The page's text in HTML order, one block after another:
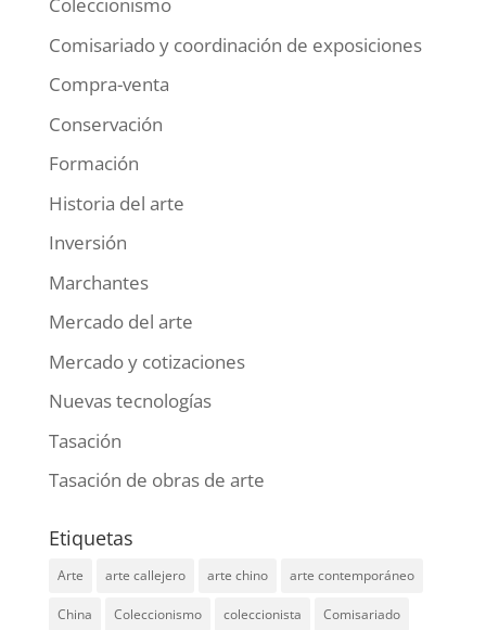
Coleccionismo
Comisariado y coordinación de exposiciones
Compra-venta
Conservación
Formación
Historia del arte
Inversión
Marchantes
Mercado del arte
Mercado y cotizaciones
Nuevas tecnologías
Tasación
Tasación de obras de arte
Etiquetas
Arte arte callejero arte chino arte contemporáneo
China Coleccionismo coleccionista Comisariado